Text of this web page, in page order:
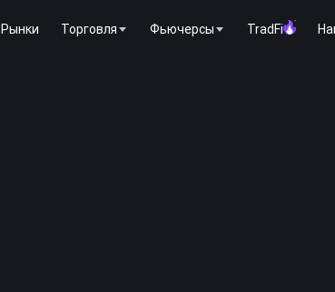
Рынки Торговля Фьючерсы TradFi